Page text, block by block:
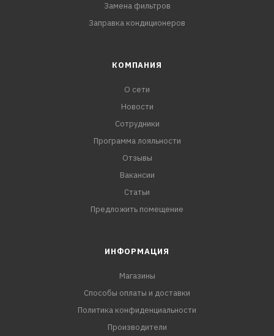
Замена фильтров
Заправка кондиционеров
КОМПАНИЯ
О сети
Новости
Сотрудники
Программа лояльности
Отзывы
Вакансии
Статьи
Предложить помещение
ИНФОРМАЦИЯ
Магазины
Способы оплаты и доставки
Политика конфиденциальности
Производители